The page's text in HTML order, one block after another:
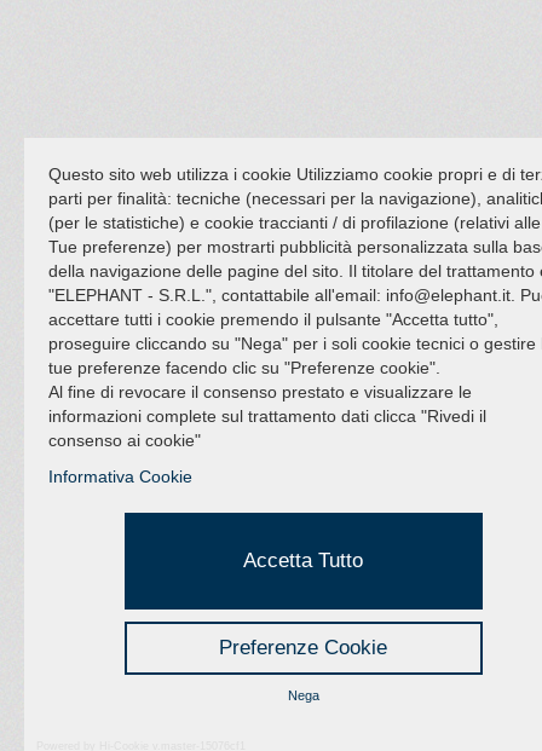
Questo sito web utilizza i cookie Utilizziamo cookie propri e di
parti per finalità: tecniche (necessari per la navigazione),
(per le statistiche) e cookie traccianti / di profilazione (relativi alle
Tue preferenze) per mostrarti pubblicità personalizzata sulla
della navigazione delle pagine del sito. Il titolare del trattamento
"ELEPHANT - S.R.L.", contattabile all'email: info@elephant.it.
accettare tutti i cookie premendo il pulsante "Accetta tutto",
proseguire cliccando su "Nega" per i soli cookie tecnici o gestire
tue preferenze facendo clic su "Preferenze cookie".
Al fine di revocare il consenso prestato e visualizzare le
informazioni complete sul trattamento dati clicca "Rivedi il
consenso ai cookie"
Informativa Cookie
Accetta Tutto
Preferenze Cookie
Nega